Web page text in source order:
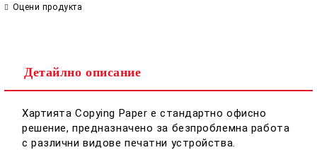
Съгласен съм с
Ние ще се свържем с вас в рамките на работния ден.
Оцени продукта
Детайлно описание
Хартията Copying Paper е стандартно офисно
решение, предназначено за безпроблемна работа
с различни видове печатни устройства.